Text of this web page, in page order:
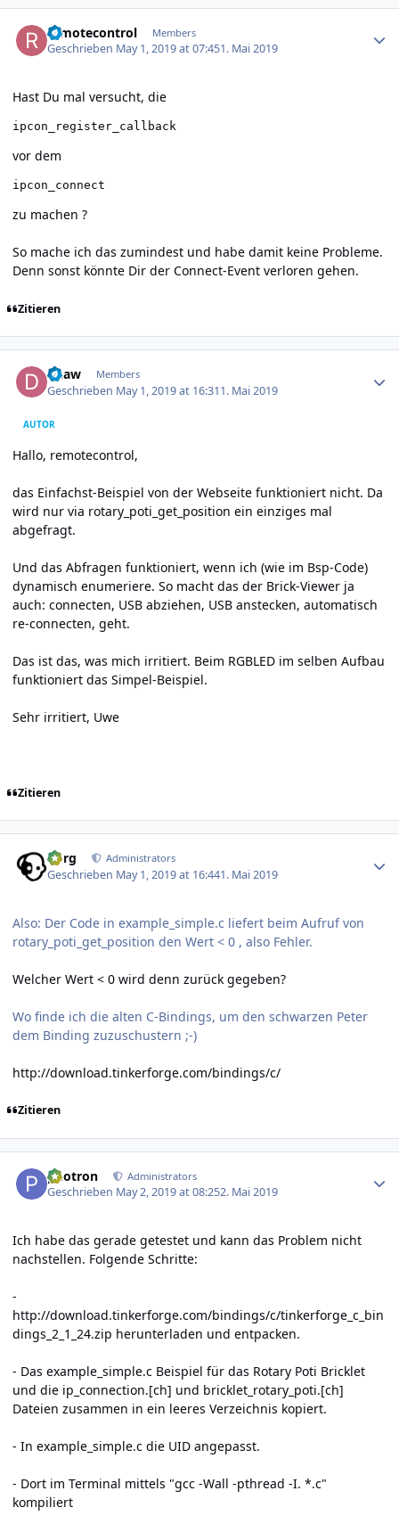
remotecontrol Members
Geschrieben May 1, 2019 at 07:451. Mai 2019
Hast Du mal versucht, die
ipcon_register_callback
vor dem
ipcon_connect
zu machen ?
So mache ich das zumindest und habe damit keine Probleme.
Denn sonst könnte Dir der Connect-Event verloren gehen.
Zitieren
duaw Members
Geschrieben May 1, 2019 at 16:311. Mai 2019
AUTOR
Hallo, remotecontrol,
das Einfachst-Beispiel von der Webseite funktioniert nicht. Da
wird nur via rotary_poti_get_position ein einziges mal
abgefragt.
Und das Abfragen funktioniert, wenn ich (wie im Bsp-Code)
dynamisch enumeriere. So macht das der Brick-Viewer ja
auch: connecten, USB abziehen, USB anstecken, automatisch
re-connecten, geht.
Das ist das, was mich irritiert. Beim RGBLED im selben Aufbau
funktioniert das Simpel-Beispiel.
Sehr irritiert, Uwe
Zitieren
borg Administrators
Geschrieben May 1, 2019 at 16:441. Mai 2019
Also: Der Code in example_simple.c liefert beim Aufruf von
rotary_poti_get_position den Wert < 0 , also Fehler.
Welcher Wert < 0 wird denn zurück gegeben?
Wo finde ich die alten C-Bindings, um den schwarzen Peter
dem Binding zuzuschustern ;-)
http://download.tinkerforge.com/bindings/c/
Zitieren
photron Administrators
Geschrieben May 2, 2019 at 08:252. Mai 2019
Ich habe das gerade getestet und kann das Problem nicht
nachstellen. Folgende Schritte:
-
http://download.tinkerforge.com/bindings/c/tinkerforge_c_bin
dings_2_1_24.zip herunterladen und entpacken.
- Das example_simple.c Beispiel für das Rotary Poti Bricklet
und die ip_connection.[ch] und bricklet_rotary_poti.[ch]
Dateien zusammen in ein leeres Verzeichnis kopiert.
- In example_simple.c die UID angepasst.
- Dort im Terminal mittels "gcc -Wall -pthread -I. *.c"
kompiliert